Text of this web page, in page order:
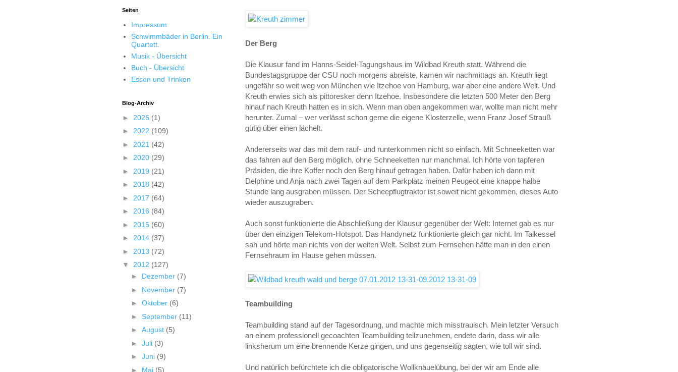
Der Berg
Die Klausur fand im Hanns-Seidel-Tagungshaus im Wildbad Kreuth statt. Während die
Bundestagsgruppe der CSU noch morgens abreiste, kamen wir nachmittags an. Kreuth liegt
ungefähr so weit weg von München wie Itzehoe von Hamburg, war aber eine andere Welt. Und
Kreuth erwies sich als pittoresker denn Itzehoe. Insbesondere die letzten 500 Meter den Berg
hinauf nach Kreuth hatten es in sich. Wenn man oben angekommen war, wollte man nicht mehr
herunter. Zumal – wer verlässt schon gerne die eigene Klosterzelle, wenn Franz Josef Strauß
gütig über einen lächelt.
Andererseits war das mit dem rauf- und runterkommen nicht so einfach. Mit Schneeketten war
das fahren auf den Berg möglich, ohne Schneeketten nur manchmal. Ich hörte von tapferen
Präsiden, die ihre Koffer noch den Berg hinauf getragen haben. Dafür haben ich dann mit
Delphine und Anja nach zwei Tagen auf dem Parkplatz meinen Peugeot eine knappe halbe
Stunde lang ausgraben müssen. Der Scheepflugtraktor ist soweit nicht gekommen, dieses Auto
wieder auszugraben.
Auch sonst funktionierte die Abschließung der Klausur gegenüber der Welt: Internet gab es nur
über den einzigen Telekom-Hotspot. Das Handynetz funktionierte gleich gar nicht. Im Talkessel
sah und hörte man nichts von der weiten Welt. Selbst zum Fernsehen hätte man in den einen
Fernsehraum im Hause gehen müssen.
Teambuilding
Teambuilding stand auf der Tagesordnung, und machte mich misstrauisch. Mein letzter Versuch
an einem professionell gecoachten Teambuilding teilzunehmen, endete darin, dass wir alle
linksherum um eine brennende Kerze gingen, und uns gegenseitig sagten, wie toll wir sind.
Und natürlich befürchtete ich die obligatorische Wollknäuelübung, bei der wir am Ende alle
Seiten
Impressum
Schwimmbäder in Berlin. Ein
Quartett.
Musik - Übersicht
Buch - Übersicht
Essen und Trinken
Blog-Archiv
► 2026 (1)
► 2022 (109)
► 2021 (42)
► 2020 (29)
► 2019 (21)
► 2018 (42)
► 2017 (64)
► 2016 (84)
► 2015 (60)
► 2014 (37)
► 2013 (72)
▼ 2012 (127)
► Dezember (7)
► November (7)
► Oktober (6)
► September (11)
► August (5)
► Juli (3)
► Juni (9)
► Mai (5)